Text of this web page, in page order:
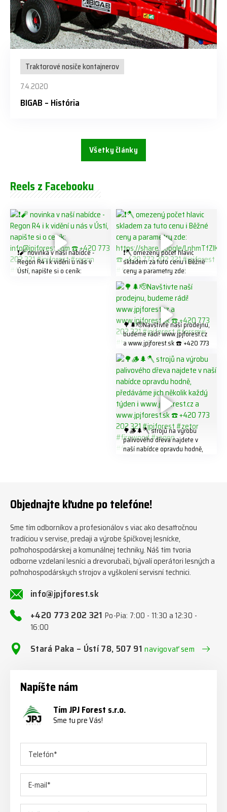
Traktorové nosiče kontajnerov
7.4.2020
BIGAB – História
Všetky články
Reels z Facebooku
❗️🧨 novinka v naší nabídce -
Regon R4 ℹ️ k vidění u nás v
Ústí, napište si o ceník:
❗️🪓 omezený počet hlavic
skladem za tuto cenu ℹ️ Běžné
ceny a parametry zde:
https://share.google/LnhmTfZl
K8W5t7i6o ☎️ +420 773 202
321 #jpjforest #forsmw
#firewood #
🌳🌲🫡Navštivte naší prodejnu,
budeme rádi! www.jpjforest.cz
a www.jpjforest.sk ☎️ +420 773
202 321 #jpjforest #forsmw
#biojack #regon #vahvajussi
🌳🪵🌲🪓 strojů na výrobu
palivového dřeva najdete v
naší nabídce opravdu hodně,
#firewoodproduction
Objednajte kľudne po telefóne!
Sme tím odborníkov a profesionálov s viac ako desaťročnou
tradíciou v servise, predaji a výrobe špičkovej lesnícke,
poľnohospodárskej a komunálnej techniky. Náš tím tvoria
odborne vzdelaní lesníci a drevorubači, bývalí operátori lesných a
poľnohospodárskych strojov a vyškolení servisní technici.
info@jpjforest.sk
+420 773 202 321Po-Pia: 7:00 - 11:30 a 12:30 -
16:00
Stará Paka – Ústí 78, 507 91navigovať sem
Napíšte nám
Tím JPJ Forest s.r.o.
Sme tu pre Vás!